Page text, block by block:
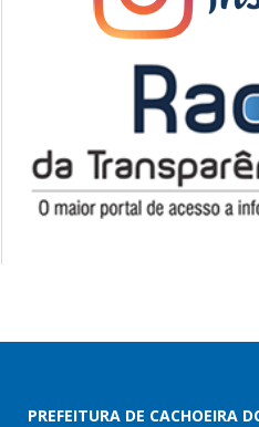
PREFEITURA DE CACHOEIRA